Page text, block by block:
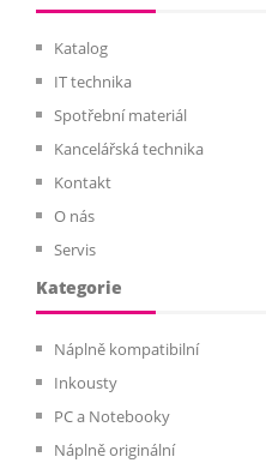
Katalog
IT technika
Spotřební materiál
Kancelářská technika
Kontakt
O nás
Servis
Kategorie
Náplně kompatibilní
Inkousty
PC a Notebooky
Náplně originální